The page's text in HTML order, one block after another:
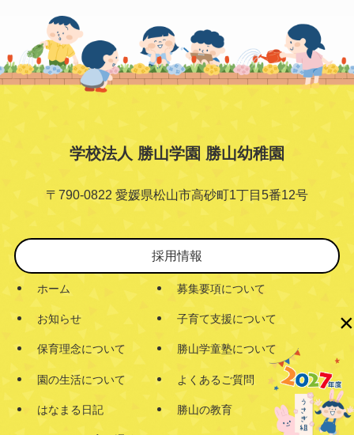
学校法人 勝山学園 勝山幼稚園
〒790-0822 愛媛県松山市高砂町1丁目5番12号
採用情報
ホーム
お知らせ
保育理念について
園の生活について
はなまる日記
募集要項について
子育て支援について
勝山学童塾について
よくあるご質問
勝山の教育
×